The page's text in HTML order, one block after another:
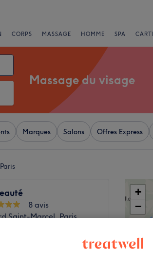
CORPS MASSAGE HOMME SPA
Massage du visage
Marques Salons Offres Express
8 avis
Saint-Marcel, Paris
+
−